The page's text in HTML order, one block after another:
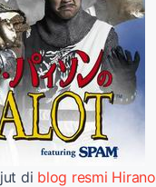
di blog resmi Hirano